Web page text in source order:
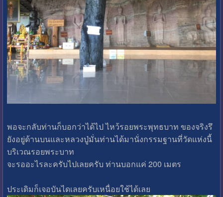
พอจะกลับท่านก็บอกว่าได้ไป ไหว้รอยพระพุทธบาท ของจริงรึ
ยังอยู่ด้านบนและหลวงปู่มั่นท่านได้มานั่งกรรมฐานที่วัดแห่งนี้
บริเวณรอยพระบาท
จะรออะไรละครับไปเลยครับ ท่านบอกแค่ 200 เมตร
ประเดิมก็เจอบันไดเลยครับเหนื่อยใช้ได้เลย